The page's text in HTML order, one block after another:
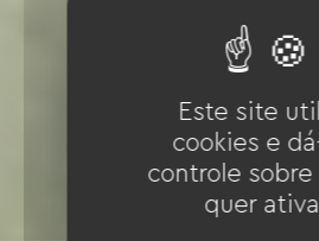
Este site
cookies e
controle sobre
quer